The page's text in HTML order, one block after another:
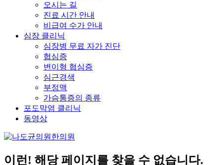
오시는 길
진료 시간 안내
비급여 수가 안내
심장 클리닉
심장병 무료 자가 진단
협심증
변이형 협심증
심근경색
부정맥
가슴통증의 종류
포도막염 클리닉
동영상
이런! 해당 페이지를 찾을 수 없습니다.